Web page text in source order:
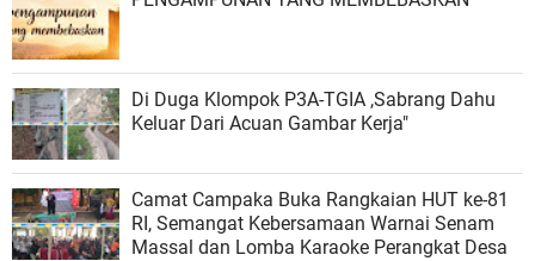
Di Duga Klompok P3A-TGIA ,Sabrang Dahu
Keluar Dari Acuan Gambar Kerja"
Camat Campaka Buka Rangkaian HUT ke-81
RI, Semangat Kebersamaan Warnai Senam
Massal dan Lomba Karaoke Perangkat Desa